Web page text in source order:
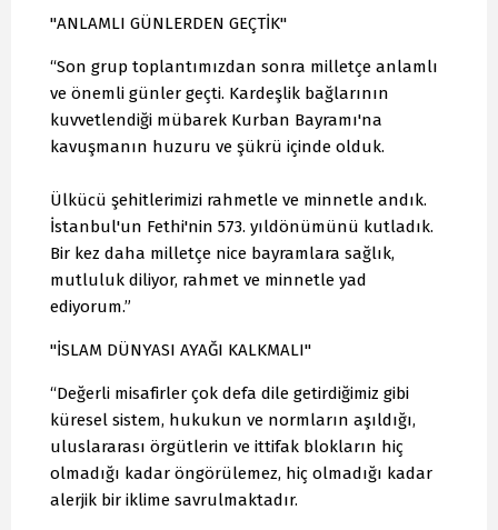
"ANLAMLI GÜNLERDEN GEÇTİK"
“Son grup toplantımızdan sonra milletçe anlamlı
ve önemli günler geçti. Kardeşlik bağlarının
kuvvetlendiği mübarek Kurban Bayramı'na
kavuşmanın huzuru ve şükrü içinde olduk.
Ülkücü şehitlerimizi rahmetle ve minnetle andık.
İstanbul'un Fethi'nin 573. yıldönümünü kutladık.
Bir kez daha milletçe nice bayramlara sağlık,
mutluluk diliyor, rahmet ve minnetle yad
ediyorum.”
"İSLAM DÜNYASI AYAĞI KALKMALI"
“Değerli misafirler çok defa dile getirdiğimiz gibi
küresel sistem, hukukun ve normların aşıldığı,
uluslararası örgütlerin ve ittifak blokların hiç
olmadığı kadar öngörülemez, hiç olmadığı kadar
alerjik bir iklime savrulmaktadır.